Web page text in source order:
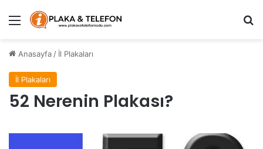
Menü
Anasayfa/ İl Plakaları
İl Plakaları
52 Nerenin Plakası?